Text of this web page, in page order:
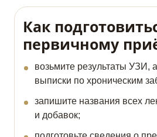
Как
первичному
возьмите результаты УЗИ,
выписки по хроническим
запишите названия всех
и добавок;